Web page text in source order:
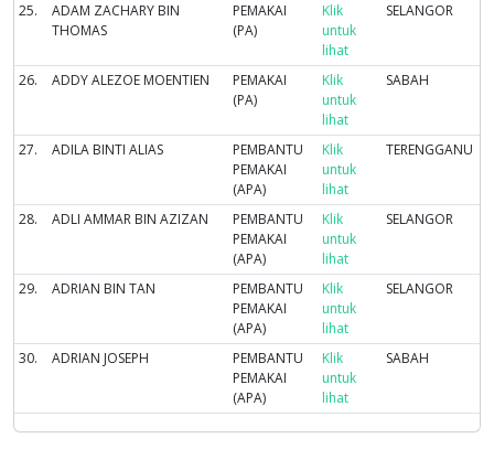
25.
ADAM ZACHARY BIN
THOMAS
PEMAKAI
(PA)
Klik
untuk
lihat
SELANGOR
26. ADDY ALEZOE MOENTIEN
PEMAKAI
(PA)
Klik
untuk
lihat
SABAH
27. ADILA BINTI ALIAS
PEMBANTU
PEMAKAI
(APA)
Klik
untuk
lihat
TERENGGANU
28. ADLI AMMAR BIN AZIZAN
PEMBANTU
PEMAKAI
(APA)
Klik
untuk
lihat
SELANGOR
29. ADRIAN BIN TAN
PEMBANTU
PEMAKAI
(APA)
Klik
untuk
lihat
SELANGOR
30. ADRIAN JOSEPH
PEMBANTU
PEMAKAI
(APA)
Klik
untuk
lihat
SABAH